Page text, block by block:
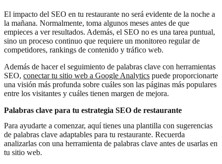
El impacto del SEO en tu restaurante no será evidente de la noche a
la mañana. Normalmente, toma algunos meses antes de que
empieces a ver resultados. Además, el SEO no es una tarea puntual,
sino un proceso continuo que requiere un monitoreo regular de
competidores, rankings de contenido y tráfico web.
Además de hacer el seguimiento de palabras clave con herramientas
SEO, conectar tu sitio web a Google Analytics puede proporcionarte
una visión más profunda sobre cuáles son las páginas más populares
entre los visitantes y cuáles tienen margen de mejora.
Palabras clave para tu estrategia SEO de restaurante
Para ayudarte a comenzar, aquí tienes una plantilla con sugerencias
de palabras clave adaptables para tu restaurante. Recuerda
analizarlas con una herramienta de palabras clave antes de usarlas en
tu sitio web.